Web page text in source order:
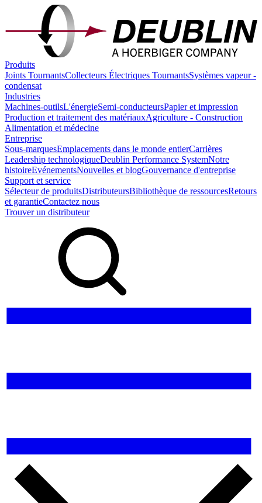
Produits
Joints TournantsCollecteurs Électriques TournantsSystèmes vapeur -
condensat
Industries
Machines-outilsL'énergieSemi-conducteursPapier et impression
Production et traitement des matériauxAgriculture - Construction
Alimentation et médecine
Entreprise
Sous-marquesEmplacements dans le monde entierCarrières
Leadership technologiqueDeublin Performance SystemNotre
histoireEvénementsNouvelles et blogGouvernance d'entreprise
Support et service
Sélecteur de produitsDistributeursBibliothèque de ressourcesRetours
et garantieContactez nous
Trouver un distributeur